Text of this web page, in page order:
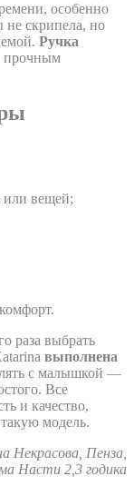
особенно
не скрипела, но
Ручка
прочным
или вещей;
раза выбрать
выполнена
с малышкой —
Все
и качество,
модель.
Некрасова, Пенза,
Насти 2,3 годика